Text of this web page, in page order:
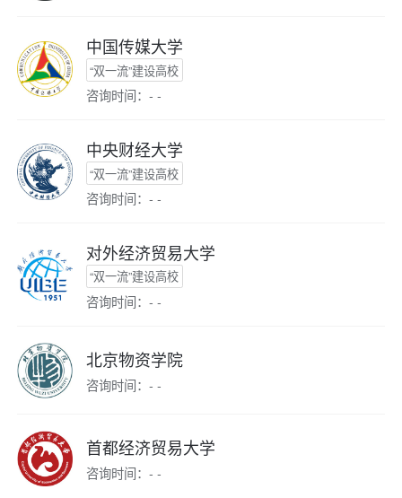
中国传媒大学
“双一流”建设高校
咨询时间：- -
中央财经大学
“双一流”建设高校
咨询时间：- -
对外经济贸易大学
“双一流”建设高校
咨询时间：- -
北京物资学院
咨询时间：- -
首都经济贸易大学
咨询时间：- -